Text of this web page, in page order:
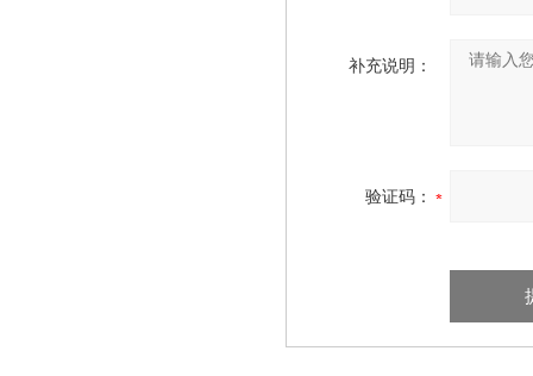
补充说明：
验证码：